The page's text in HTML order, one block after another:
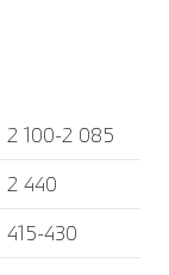
2 100-2 085
2 440
415-430